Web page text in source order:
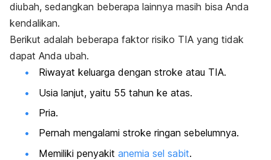
diubah, sedangkan beberapa lainnya masih bisa Anda
kendalikan.
Berikut adalah beberapa faktor risiko TIA yang tidak
dapat Anda ubah.
Riwayat keluarga dengan stroke atau TIA.
Usia lanjut, yaitu 55 tahun ke atas.
Pria.
Pernah mengalami stroke ringan sebelumnya.
Memiliki penyakit anemia sel sabit.